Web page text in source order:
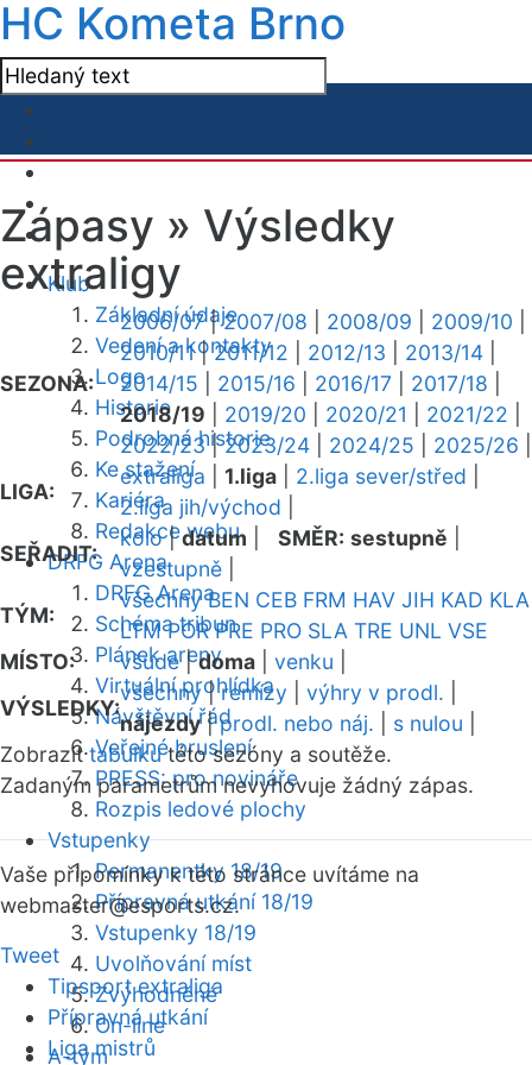
HC Kometa Brno
Klub
Základní údaje
Vedení a kontakty
Logo
Historie
Podrobná historie
Ke stažení
Kariéra
Redakce webu
DRFG Arena
DRFG Arena
Schéma tribun
Plánek areny
Virtuální prohlídka
Návštěvní řád
Veřejné bruslení
PRESS: pro novináře
Rozpis ledové plochy
Vstupenky
Permanentky 18/19
Přípravná utkání 18/19
Vstupenky 18/19
Uvolňování míst
Zvýhodněné
On-line
A-tým
Zápasy » Výsledky
extraligy
SEZONA:
2006/07|2007/08 2008/09 2009/10
2010/11|2011/12 2012/13 2013/14
2014/15
2015/16 2016/17 2017/18
2018/19
2019/20 2020/21 2021/22
2022/23|2023/24 2024/25 2025/26
LIGA:
extraliga 1.liga 2.liga sever/střed
2.liga jih/východ
SEŘADIT:
kolo|datum SMĚR: sestupně
vzestupně
TÝM:
všechny BEN CEB FRM HAV JIH KAD KLA
LTM POR PRE PRO SLA TRE UNL VSE
MÍSTO:
všude|doma venku
VÝSLEDKY:
všechny|remízy výhry v prodl.
nájezdy|prodl. nebo náj. s nulou
Zobrazittabulkutéto sezóny a soutěže.
Zadaným parametrům nevyhovuje žádný zápas.
Vaše připomínky k této stránce uvítáme na
webmaster@esports.cz.
Tweet
Tipsport extraliga
Přípravná utkání
Liga mistrů